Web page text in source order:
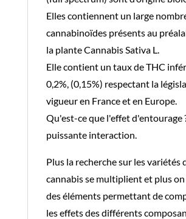
Elles contiennent un large
cannabinoïdes présents au
la plante Cannabis Sativa L.
Elle contient un taux de THC
0,2%, (0,15%) respectant la
vigueur en France et en Europe.
Qu'est-ce que l'effet d'entourage
puissante interaction.
Plus la recherche sur les variétés
cannabis se multiplient et plus
des éléments permettant de
les effets des différents